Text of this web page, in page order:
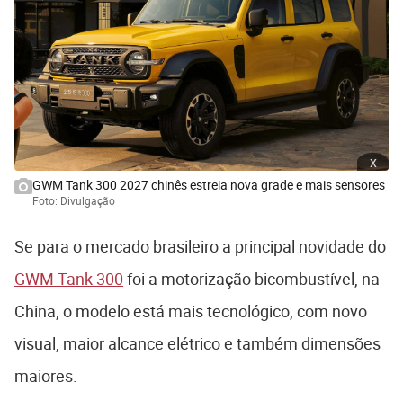
x
GWM Tank 300 2027 chinês estreia nova grade e mais sensores
Foto: Divulgação
Se para o mercado brasileiro a principal novidade do
GWM Tank 300 foi a motorização bicombustível, na
China, o modelo está mais tecnológico, com novo
visual, maior alcance elétrico e também dimensões
maiores.